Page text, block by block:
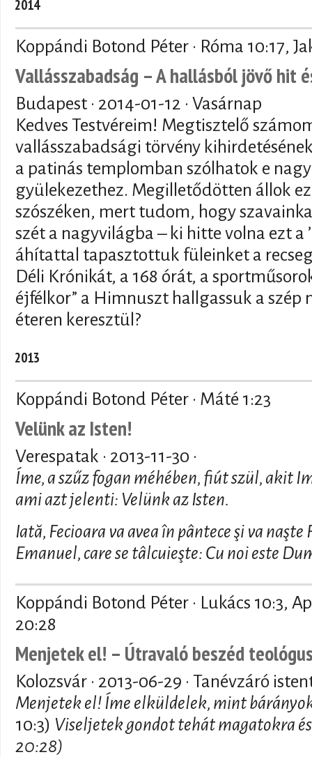
2014
Koppándi Botond Péter · Róma 10:17,
Vallásszabadság – A hallásból jövő hit
Budapest · 2014-01-12 · Vasárnap
Kedves Testvéreim! Megtisztelő
vallásszabadsági törvény
a patinás templomban szólhatok e
gyülekezethez. Megilletődötten állok
szószéken, mert tudom, hogy
szét a nagyvilágba – ki hitte volna ezt a
áhítattal tapasztottuk füleinket a
Déli Krónikát, a 168 órát, a
éjfélkor” a Himnuszt hallgassuk a szép
éteren keresztül?
2013
Koppándi Botond Péter · Máté 1:23
Velünk az Isten!
Verespatak · 2013-11-30 ·
Íme, a szűz fogan méhében, fiút szül, akit
ami azt jelenti: Velünk az Isten.
Iată, Fecioara va avea în pântece şi va
Emanuel, care se tâlcuieşte: Cu noi este
Koppándi Botond Péter · Lukács 10:3,
20:28
Menjetek el! – Útravaló beszéd
Kolozsvár · 2013-06-29 · Tanévzáró
Menjetek el! Íme elküldelek, mint
10:3) Viseljetek gondot tehát magatokra
20:28)